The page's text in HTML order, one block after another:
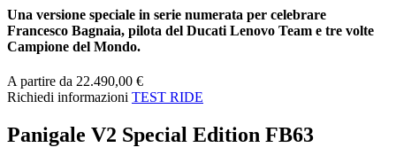
Una versione speciale in serie numerata per celebrare
Francesco Bagnaia, pilota del Ducati Lenovo Team e tre volte
Campione del Mondo.
A partire da 22.490,00 €
Richiedi informazioni TEST RIDE
Panigale V2 Special Edition FB63